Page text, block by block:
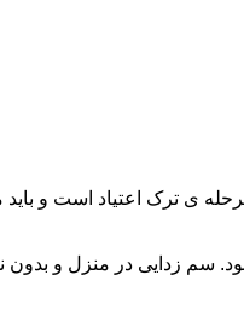
که سم زدایی اولین مرحله ی ترک اعتیاد
سم زدایی در منزل و